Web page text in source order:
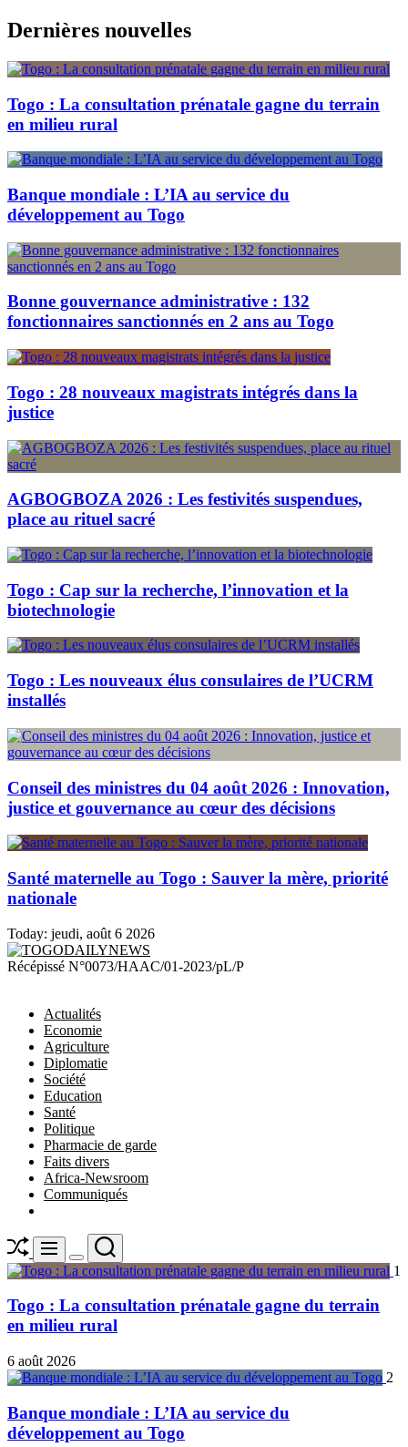
Skip
to
content
Dernières nouvelles
Togo : La consultation prénatale gagne du terrain
en milieu rural
Banque mondiale : L’IA au service du
développement au Togo
Bonne gouvernance administrative : 132
fonctionnaires sanctionnés en 2 ans au Togo
Togo : 28 nouveaux magistrats intégrés dans la
justice
AGBOGBOZA 2026 : Les festivités suspendues,
place au rituel sacré
Togo : Cap sur la recherche, l’innovation et la
biotechnologie
Togo : Les nouveaux élus consulaires de l’UCRM
installés
Conseil des ministres du 04 août 2026 : Innovation,
justice et gouvernance au cœur des décisions
Santé maternelle au Togo : Sauver la mère, priorité
nationale
Today: jeudi, août 6 2026
TOGODAILYNEWS
Récépissé N°0073/HAAC/01-2023/pL/P
Actualités
Economie
Agriculture
Diplomatie
Société
Education
Santé
Politique
Pharmacie de garde
Faits divers
Africa-Newsroom
Communiqués
ShuffleMenu
Switch
color
Search
1
Togo : La consultation prénatale gagne du terrain
en milieu rural
6 août 2026
2
Banque mondiale : L’IA au service du
développement au Togo